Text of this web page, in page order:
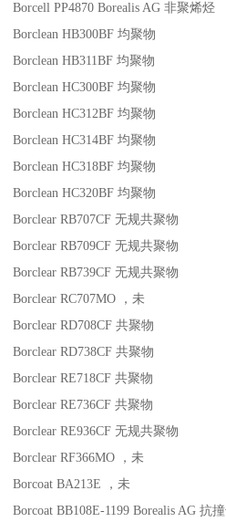
Borcell PP4870 Borealis AG 非聚烯烃
Borclean HB300BF 均聚物
Borclean HB311BF 均聚物
Borclean HC300BF 均聚物
Borclean HC312BF 均聚物
Borclean HC314BF 均聚物
Borclean HC318BF 均聚物
Borclean HC320BF 均聚物
Borclear RB707CF 无规共聚物
Borclear RB709CF 无规共聚物
Borclear RB739CF 无规共聚物
Borclear RC707MO
，未
Borclear RD708CF 共聚物
Borclear RD738CF 共聚物
Borclear RE718CF 共聚物
Borclear RE736CF 共聚物
Borclear RE936CF 无规共聚物
Borclear RF366MO
，未
Borcoat BA213E
，未
Borcoat BB108E-1199 Borealis AG 抗